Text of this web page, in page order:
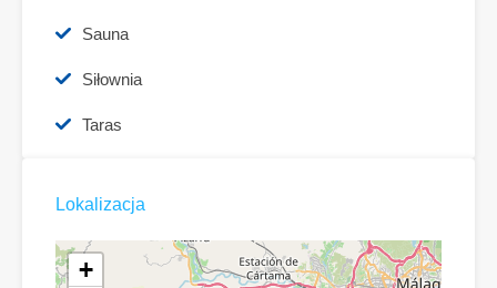
Sauna
Siłownia
Taras
Lokalizacja
+